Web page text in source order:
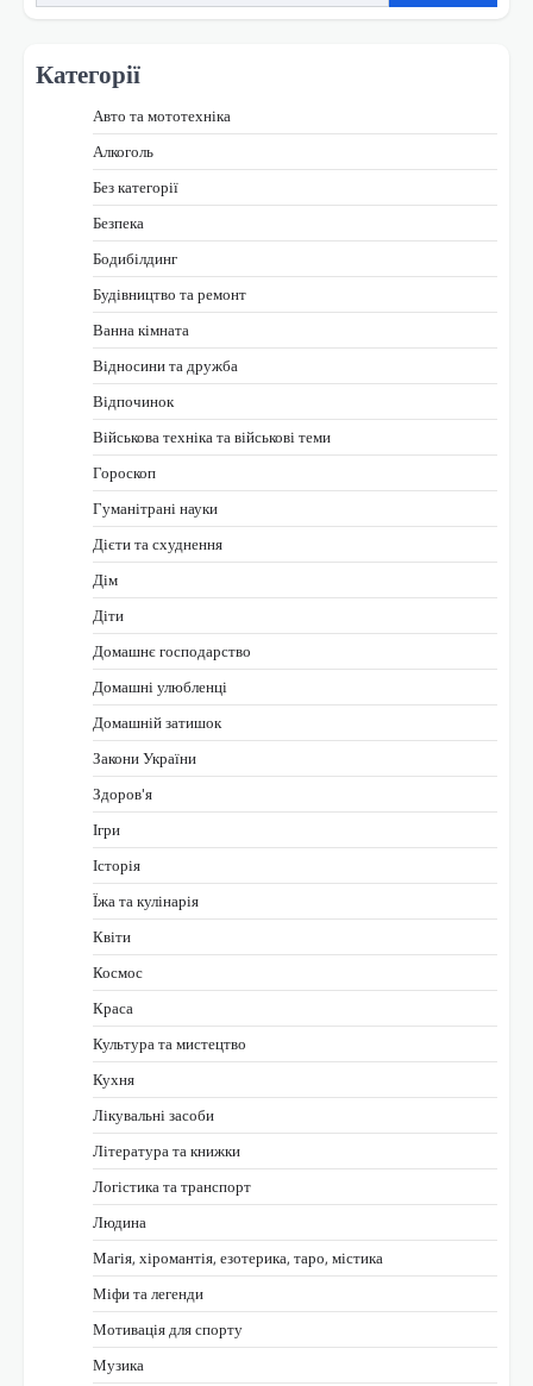
Категорії
Авто та мототехніка
Алкоголь
Без категорії
Безпека
Бодибілдинг
Будівництво та ремонт
Ванна кімната
Відносини та дружба
Відпочинок
Військова техніка та військові теми
Гороскоп
Гуманітрані науки
Дієти та схуднення
Дім
Діти
Домашнє господарство
Домашні улюбленці
Домашній затишок
Закони України
Здоров'я
Ігри
Історія
Їжа та кулінарія
Квіти
Космос
Краса
Культура та мистецтво
Кухня
Лікувальні засоби
Література та книжки
Логістика та транспорт
Людина
Магія, хіромантія, езотерика, таро, містика
Міфи та легенди
Мотивація для спорту
Музика